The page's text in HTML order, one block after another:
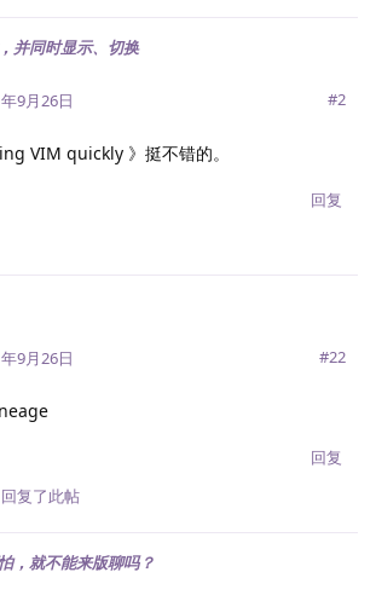
并同时显示、切换
9月26日 #2
VIM quickly 》挺不错的。
回复
9月26日 #22
回复
回复了此帖
，就不能来版聊吗？